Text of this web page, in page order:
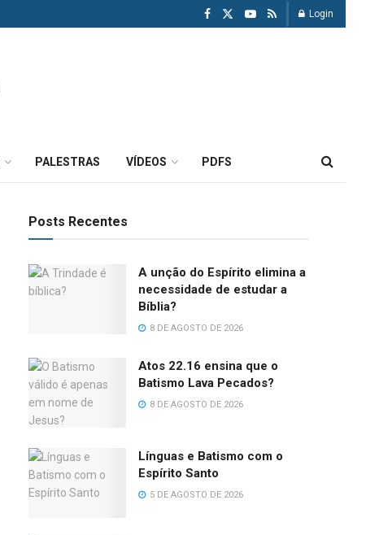
Login
PALESTRAS VÍDEOS PDFS
Posts Recentes
A unção do Espírito elimina a
necessidade de estudar a
Bíblia?
8 DE AGOSTO DE 2026
Atos 22.16 ensina que o
Batismo Lava Pecados?
8 DE AGOSTO DE 2026
Línguas e Batismo com o
Espírito Santo
5 DE AGOSTO DE 2026